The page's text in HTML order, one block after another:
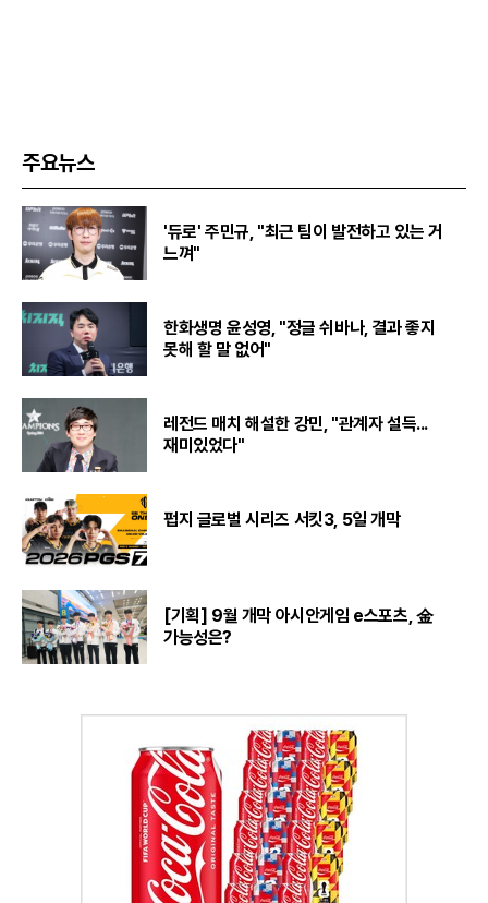
주요뉴스
'듀로' 주민규, "최근 팀이 발전하고 있는 거
느껴"
한화생명 윤성영, "정글 쉬바나, 결과 좋지
못해 할 말 없어"
레전드 매치 해설한 강민, "관계자 설득...
재미있었다"
펍지 글로벌 시리즈 서킷3, 5일 개막
[기획] 9월 개막 아시안게임 e스포츠, 金
가능성은?